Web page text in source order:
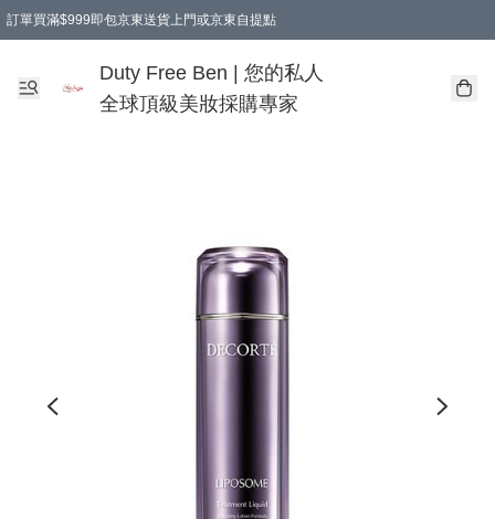
訂單買滿$999即包京東送貨上門或京東自提點
Duty Free Ben | 您的私人
全球頂級美妝採購專家